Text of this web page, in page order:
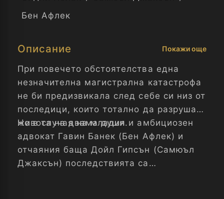
Бен Афлек
Описание Покажи още
При повечето обстоятелства една
незначителна магистрална катастрофа
не би предизвикала след себе си низ от
последици, които тотално да разрушат
живота на двама души.
Но в случая на младия и амбициозен
адвокат Гавин Банек (Бен Афлек) и
отчаяния баща Дойл Гипсън (Самюъл
Джаксън) последствията са